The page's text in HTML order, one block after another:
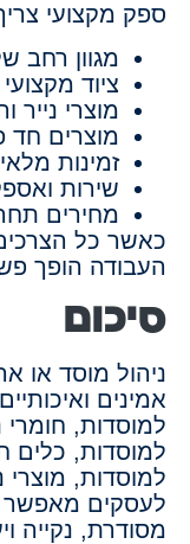
ספק מקצועי
מגוון רחב
ציוד
מוצרי נייר
מוצרים חד
זמינות
שירות
מחירים
כאשר כל
העבודה הופך
סיכום
ניהול מוסד או
אמינים
למוסדות, חומרי
למוסדות, כלים
למוסדות, מוצרי
לעסקים מאפשר
מסודרת, נקייה